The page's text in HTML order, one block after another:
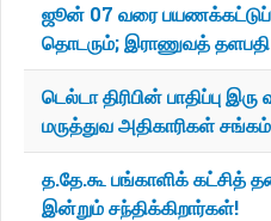
ஜூன் 07 வரை
தொடரும்; இராணுவத் தளபதி
டெல்டா திரிபின் பாதிப்பு
மருத்துவ அதிகாரிகள்
த.தே.கூ பங்காளிக் கட்சித்
இன்றும் சந்திக்கிறார்கள்!